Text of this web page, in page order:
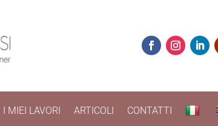
I MIEI LAVORI ARTICOLI CONTATTI